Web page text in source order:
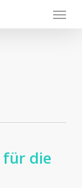
Menu
für die